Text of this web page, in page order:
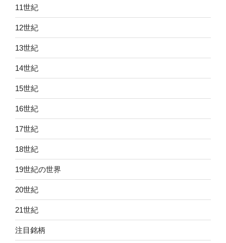
11世紀
12世紀
13世紀
14世紀
15世紀
16世紀
17世紀
18世紀
19世紀の世界
20世紀
21世紀
注目銘柄